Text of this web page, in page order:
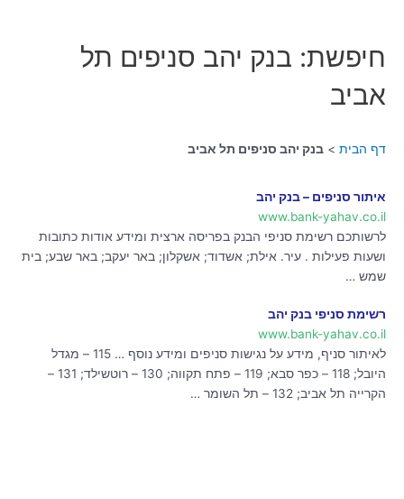
חיפשת: בנק יהב סניפים תל
אביב
דף הבית בנק יהב סניפים תל אביב
איתור סניפים – בנק יהב
www.bank-yahav.co.il
לרשותכם רשימת סניפי הבנק בפריסה ארצית ומידע אודות כתובות
ושעות פעילות . עיר. אילת; אשדוד; אשקלון; באר יעקב; באר שבע; בית
שמש …
רשימת סניפי בנק יהב
www.bank-yahav.co.il
לאיתור סניף, מידע על נגישות סניפים ומידע נוסף … 115 – מגדל
היובל; 118 – כפר סבא; 119 – פתח תקווה; 130 – רוטשילד; 131 –
הקרייה תל אביב; 132 – תל השומר …